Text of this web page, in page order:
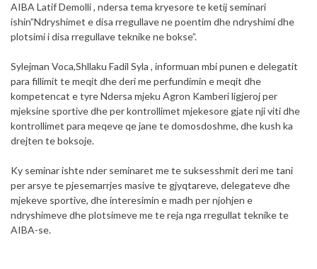
AIBA Latif Demolli , ndersa tema kryesore te ketij seminari
ishin”Ndryshimet e disa rregullave ne poentim dhe ndryshimi dhe
plotsimi i disa rregullave teknike ne bokse”.
Sylejman Voca,Shllaku Fadil Syla , informuan mbi punen e delegatit
para fillimit te meqit dhe deri me perfundimin e meqit dhe
kompetencat e tyre Ndersa mjeku Agron Kamberi ligjeroj per
mjeksine sportive dhe per kontrollimet mjekesore gjate nji viti dhe
kontrollimet para meqeve qe jane te domosdoshme, dhe kush ka
drejten te boksoje.
Ky seminar ishte nder seminaret me te suksesshmit deri me tani
per arsye te pjesemarrjes masive te gjyqtareve, delegateve dhe
mjekeve sportive, dhe interesimin e madh per njohjen e
ndryshimeve dhe plotsimeve me te reja nga rregullat teknike te
AIBA-se.